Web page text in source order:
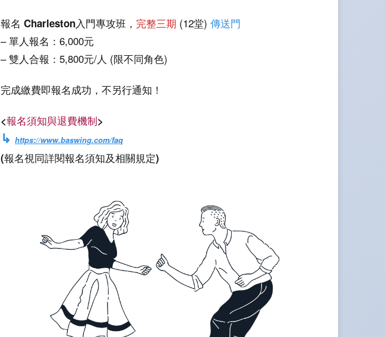
報名 Charleston入門專攻班， 完整三期 (12堂) 傳送門
– 單人報名：6,000元
– 雙人合報：5,800元/人 (限不同角色)
完成繳費即報名成功，不另行通知！
<報名須知與退費機制>
↳ https://www.baswing.com/faq
(報名視同詳閱報名須知及相關規定)